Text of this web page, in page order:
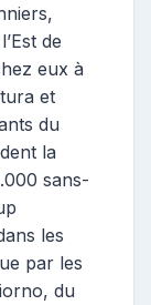
de
eux à
et
du
la
sans-
les
par les
du